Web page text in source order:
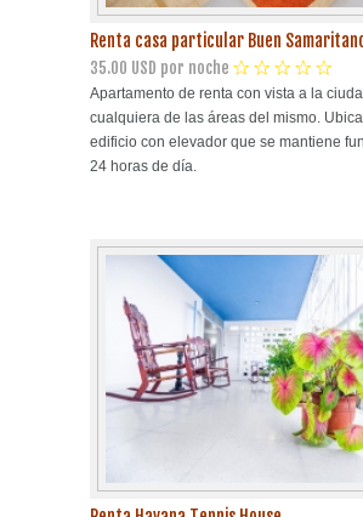
Renta casa particular Buen
35.00 USD por noche
Apartamento de renta con vista a la
cualquiera de las áreas del mismo.
edificio con elevador que se mantiene
24 horas de día.